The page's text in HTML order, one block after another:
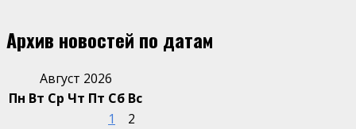
Архив новостей по датам
Август 2026
Пн Вт Ср Чт Пт Сб Вс
1
2